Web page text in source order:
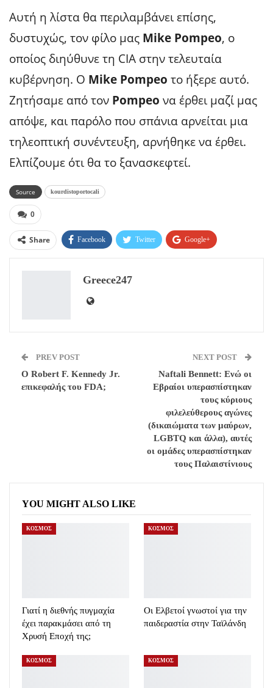
Αυτή η λίστα θα περιλαμβάνει επίσης,
δυστυχώς, τον φίλο μας Mike Pompeo, ο
οποίος διηύθυνε τη CIA στην τελευταία
κυβέρνηση. Ο Mike Pompeo το ήξερε αυτό.
Ζητήσαμε από τον Pompeo να έρθει μαζί μας
απόψε, και παρόλο που σπάνια αρνείται μια
τηλεοπτική συνέντευξη, αρνήθηκε να έρθει.
Ελπίζουμε ότι θα το ξανασκεφτεί.
Source kourdistoportocali
0
Share Facebook Twitter Google+
Greece247
PREV POST
Ο Robert F. Kennedy Jr.
επικεφαλής του FDA;
NEXT POST
Νaftali Bennett: Ενώ οι
Εβραίοι υπερασπίστηκαν
τους κύριους
φιλελεύθερους αγώνες
(δικαιώματα των μαύρων,
LGBTQ και άλλα), αυτές
οι ομάδες υπερασπίστηκαν
τους Παλαιστίνιους
YOU MIGHT ALSO LIKE
ΚΟΣΜΟΣ
Γιατί η διεθνής πυγμαχία
έχει παρακμάσει από τη
Χρυσή Εποχή της;
ΚΟΣΜΟΣ
Oι Ελβετοί γνωστοί για την
παιδεραστία στην Ταϊλάνδη
ΚΟΣΜΟΣ ΚΟΣΜΟΣ